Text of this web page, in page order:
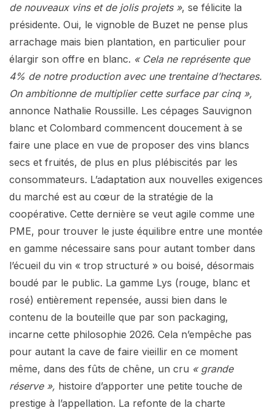
de nouveaux vins et de jolis projets », se félicite la
présidente. Oui, le vignoble de Buzet ne pense plus
arrachage mais bien plantation, en particulier pour
élargir son offre en blanc. « Cela ne représente que
4% de notre production avec une trentaine d’hectares.
On ambitionne de multiplier cette surface par cinq »,
annonce Nathalie Roussille. Les cépages Sauvignon
blanc et Colombard commencent doucement à se
faire une place en vue de proposer des vins blancs
secs et fruités, de plus en plus plébiscités par les
consommateurs. L’adaptation aux nouvelles exigences
du marché est au cœur de la stratégie de la
coopérative. Cette dernière se veut agile comme une
PME, pour trouver le juste équilibre entre une montée
en gamme nécessaire sans pour autant tomber dans
l’écueil du vin « trop structuré » ou boisé, désormais
boudé par le public. La gamme Lys (rouge, blanc et
rosé) entièrement repensée, aussi bien dans le
contenu de la bouteille que par son packaging,
incarne cette philosophie 2026. Cela n’empêche pas
pour autant la cave de faire vieillir en ce moment
même, dans des fûts de chêne, un cru « grande
réserve », histoire d’apporter une petite touche de
prestige à l’appellation. La refonte de la charte